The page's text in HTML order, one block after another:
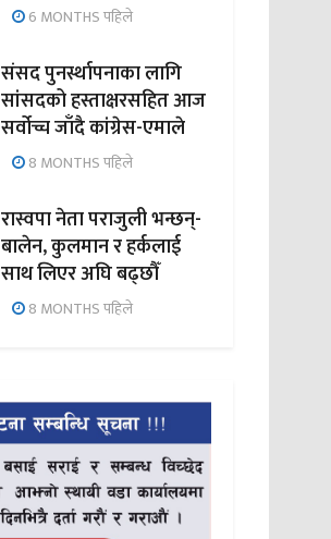
6 MONTHS पहिले
संसद पुनर्स्थापनाका लागि
सांसदको हस्ताक्षरसहित आज
सर्वोच्च जाँदै कांग्रेस-एमाले
8 MONTHS पहिले
रास्वपा नेता पराजुली भन्छन्-
बालेन, कुलमान र हर्कलाई
साथ लिएर अघि बढ्छौँ
8 MONTHS पहिले